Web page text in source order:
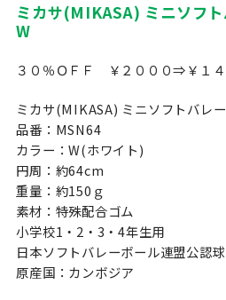
ミカサ(MIKASA) ミニソフ
W
３０％ＯＦＦ ￥２０００⇒￥１
ミカサ(MIKASA) ミニソフトバレ
品番：MSN64
カラー：W(ホワイト)
円周：約64cm
重量：約150ｇ
素材：特殊配合ゴム
小学校1・2・3・4年生用
日本ソフトバレーボール連盟公認球
原産国：カンボジア